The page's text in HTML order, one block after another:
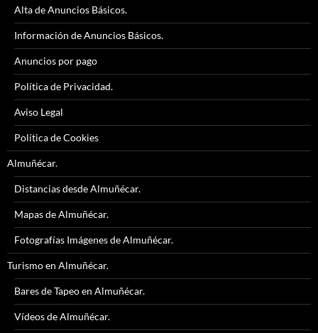
Alta de Anuncios Básicos.
Información de Anuncios Básicos.
Anuncios por pago
Política de Privacidad.
Aviso Legal
Política de Cookies
Almuñécar.
Distancias desde Almuñécar.
Mapas de Almuñécar.
Fotografías Imágenes de Almuñécar.
Turismo en Almuñécar.
Bares de Tapeo en Almuñécar.
Vídeos de Almuñécar.